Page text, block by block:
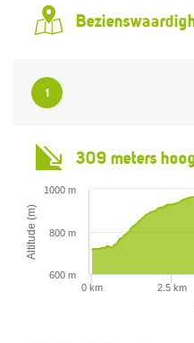
1
309 meters
Altitude (m)
0 km 2.5 km
600 m
800 m
1000 m